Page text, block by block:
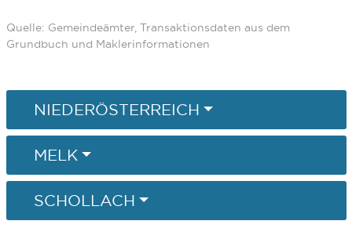
Quelle: Gemeindeämter, Transaktionsdaten aus dem
Grundbuch und Maklerinformationen
NIEDERÖSTERREICH
MELK
SCHOLLACH